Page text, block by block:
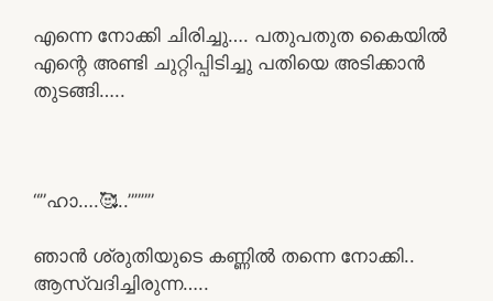
എന്നെ നോക്കി ചിരിച്ചു…. പതുപതുത കൈയിൽ
എന്റെ അണ്ടി ചുറ്റിപ്പിടിച്ചു പതിയെ അടിക്കാൻ
തുടങ്ങി…..
“”ഹാ….🥰..””””
ഞാൻ ശ്രുതിയുടെ കണ്ണിൽ തന്നെ നോക്കി..
ആസ്വദിച്ചിരുന്ന…..